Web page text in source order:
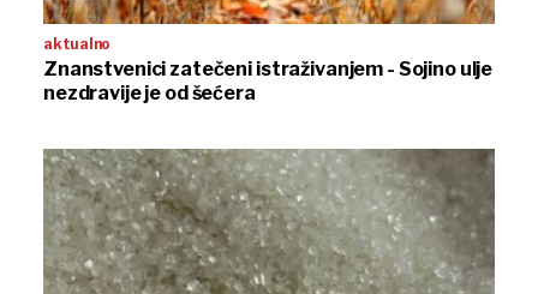
aktualno
Znanstvenici zatečeni istraživanjem - Sojino ulje
nezdravije je od šećera